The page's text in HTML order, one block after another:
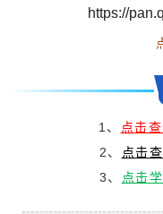
https://
1、 点击
2、 点击
3、 点击